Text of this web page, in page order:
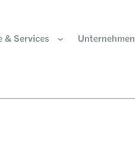
& Services Unternehmen